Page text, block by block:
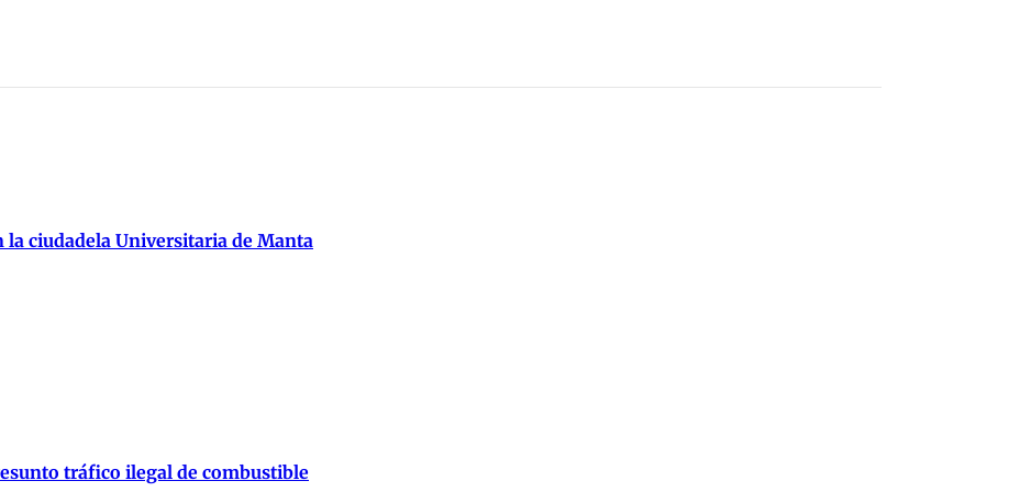
ciudadela Universitaria de Manta
tráfico ilegal de combustible